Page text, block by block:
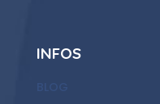
INFOS
BLOG